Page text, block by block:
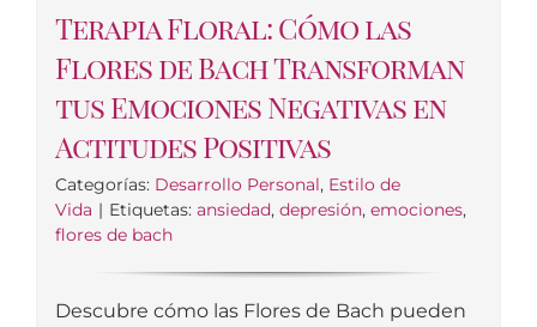
Terapia Floral: Cómo las
Flores de Bach Transforman
tus Emociones Negativas en
Actitudes Positivas
Categorías: Desarrollo Personal, Estilo de
Vida | Etiquetas: ansiedad, depresión, emociones,
flores de bach
Descubre cómo las Flores de Bach pueden